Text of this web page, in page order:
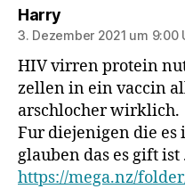
Harrysagt:
3. Dezember 2021 um 9:00
HIV virren protein
zellen in ein vaccin
arschlocher wirklich.
Fur diejenigen die
glauben das es gift ist
https://mega.nz/